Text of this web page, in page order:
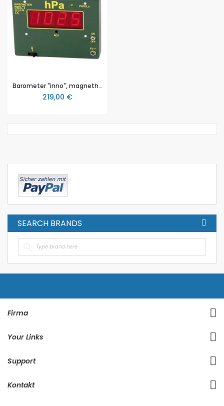
Barometer "inno", magnethaftend, von NTL
219,00 €
SEARCH BRANDS
Firma
Your Links
Support
Kontakt